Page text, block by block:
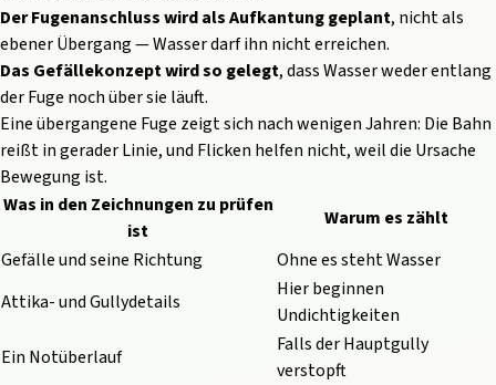
Der Fugenanschluss wird als Aufkantung geplant, nicht als
ebener Übergang — Wasser darf ihn nicht erreichen.
Das Gefällekonzept wird so gelegt, dass Wasser weder entlang
der Fuge noch über sie läuft.
Eine übergangene Fuge zeigt sich nach wenigen Jahren: Die Bahn
reißt in gerader Linie, und Flicken helfen nicht, weil die Ursache
Bewegung ist.
Was in den Zeichnungen zu prüfen
ist
Warum es zählt
Gefälle und seine Richtung
Ohne es steht Wasser
Attika- und Gullydetails
Hier beginnen
Undichtigkeiten
Ein Notüberlauf
Falls der Hauptgully
verstopft